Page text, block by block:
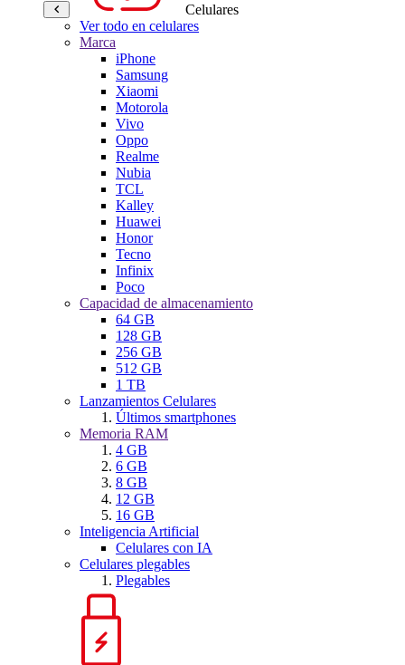
Celulares
Ver todo en celulares
Marca
iPhone
Samsung
Xiaomi
Motorola
Vivo
Oppo
Realme
Nubia
TCL
Kalley
Huawei
Honor
Tecno
Infinix
Poco
Capacidad de almacenamiento
64 GB
128 GB
256 GB
512 GB
1 TB
Lanzamientos Celulares
Últimos smartphones
Memoria RAM
4 GB
6 GB
8 GB
12 GB
16 GB
Inteligencia Artificial
Celulares con IA
Celulares plegables
Plegables